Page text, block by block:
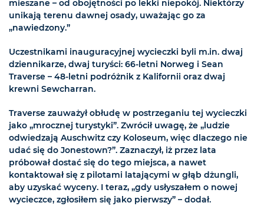
mieszane – od obojętności po lekki niepokój. Niektórzy
unikają terenu dawnej osady, uważając go za
„nawiedzony.”
Uczestnikami inauguracyjnej wycieczki byli m.in. dwaj
dziennikarze, dwaj turyści: 66-letni Norweg i Sean
Traverse – 48-letni podróżnik z Kalifornii oraz dwaj
krewni Sewcharran.
Traverse zauważył obłudę w postrzeganiu tej wycieczki
jako „mrocznej turystyki”. Zwrócił uwagę, że „ludzie
odwiedzają Auschwitz czy Koloseum, więc dlaczego nie
udać się do Jonestown?”. Zaznaczył, iż przez lata
próbował dostać się do tego miejsca, a nawet
kontaktował się z pilotami latającymi w głąb dżungli,
aby uzyskać wyceny. I teraz, „gdy usłyszałem o nowej
wycieczce, zgłosiłem się jako pierwszy” – dodał.